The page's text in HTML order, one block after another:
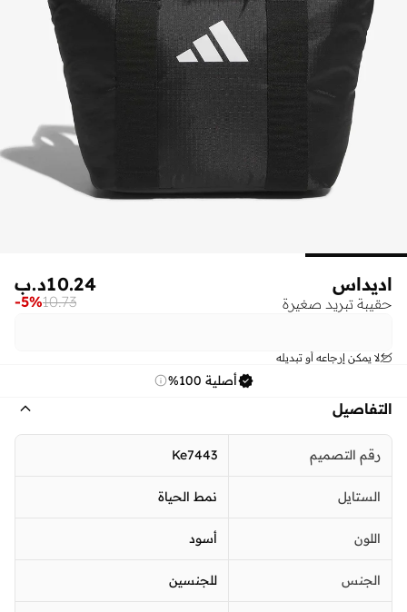
اديداس
حقيبة تبريد صغيرة
د.ب10.24
10.73
-5%
لا يمكن إرجاعه أو تبديله
أصلية 100%
التفاصيل
رقم التصميم Ke7443
الستايل نمط الحياة
اللون أسود
الجنس للجنسين